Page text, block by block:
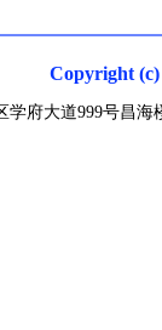
Copyright
学府大道999号昌